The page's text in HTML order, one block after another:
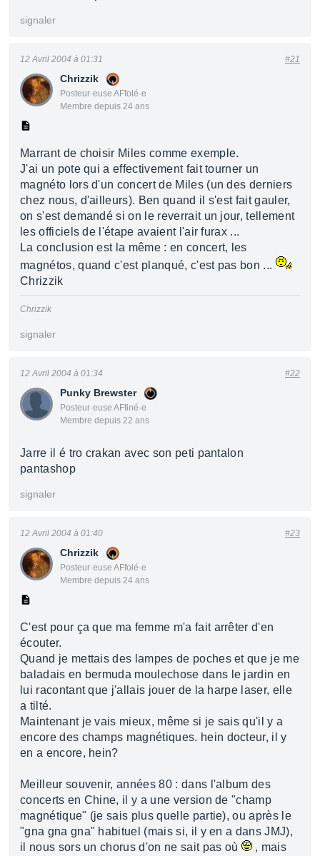
signaler
Chrizzik
Posteur·euse AFfolé·e
Membre depuis 24 ans
12 Avril 2004 à 01:31 #21
Marrant de choisir Miles comme exemple.
J'ai un pote qui a effectivement fait tourner un
magnéto lors d'un concert de Miles (un des derniers
chez nous, d'ailleurs). Ben quand il s'est fait gauler,
on s'est demandé si on le reverrait un jour, tellement
les officiels de l'étape avaient l'air furax ...
La conclusion est la même : en concert, les
magnétos, quand c'est planqué, c'est pas bon ...
Chrizzik
Chrizzik
signaler
Punky Brewster
Posteur·euse AFfiné·e
Membre depuis 22 ans
12 Avril 2004 à 01:34 #22
Jarre il é tro crakan avec son peti pantalon
pantashop
signaler
Chrizzik
Posteur·euse AFfolé·e
Membre depuis 24 ans
12 Avril 2004 à 01:40 #23
C'est pour ça que ma femme m'a fait arrêter d'en
écouter.
Quand je mettais des lampes de poches et que je me
baladais en bermuda moulechose dans le jardin en
lui racontant que j'allais jouer de la harpe laser, elle
a tilté.
Maintenant je vais mieux, même si je sais qu'il y a
encore des champs magnétiques. hein docteur, il y
en a encore, hein?
Meilleur souvenir, années 80 : dans l'album des
concerts en Chine, il y a une version de "champ
magnétique" (je sais plus quelle partie), ou après le
"gna gna gna" habituel (mais si, il y en a dans JMJ),
il nous sors un chorus d'on ne sait pas où
, mais